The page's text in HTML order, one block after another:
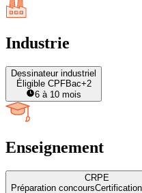
Industrie
Dessinateur industriel
Éligible CPFBac+2
6 à 10 mois
Enseignement
CRPE
Préparation concours